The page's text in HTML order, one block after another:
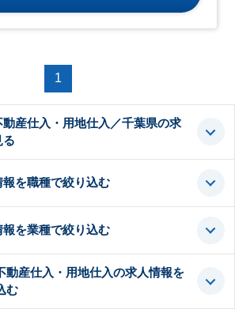
1
産仕入・用地仕入／千葉県の求
る
を職種で絞り込む
を業種で絞り込む
動産仕入・用地仕入の求人情報を
む